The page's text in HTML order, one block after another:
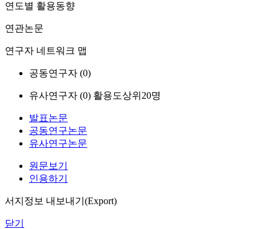
연도별 활용동향
연관논문
연구자 네트워크 맵
공동연구자 (0)
유사연구자 (0) 활용도상위20명
발표논문
공동연구논문
유사연구논문
원문보기
인용하기
서지정보 내보내기(Export)
닫기